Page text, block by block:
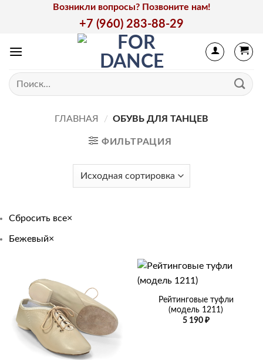
Возникли вопросы? Позвоните нам!
+7 (960) 283-88-29
Искать:
ГЛАВНАЯ / ОБУВЬ ДЛЯ ТАНЦЕВ
ФИЛЬТРАЦИЯ
Сбросить все×
Бежевый×
Рейтинговые туфли
(модель 1211)
5 190 ₽